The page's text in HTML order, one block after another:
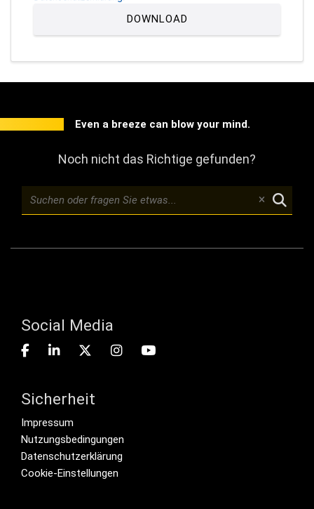
Even a breeze can blow your mind.
Noch nicht das Richtige gefunden?
Social Media
Sicherheit
Footer menu
Impressum
Nutzungsbedingungen
Datenschutzerklärung
Cookie-Einstellungen